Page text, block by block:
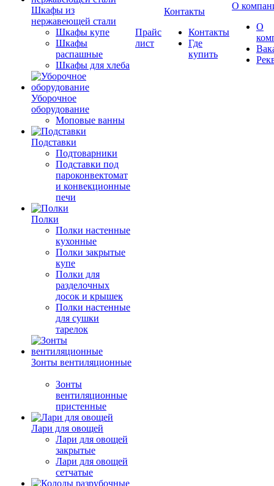
Шкафы из
нержавеющей стали
Шкафы купе
Шкафы
распашные
Шкафы для хлеба
Уборочное
оборудование
Моповые ванны
Подставки
Подтоварники
Подставки под
пароконвектомат
и конвекционные
печи
Полки
Полки настенные
кухонные
Полки закрытые
купе
Полки для
разделочных
досок и крышек
Полки настенные
для сушки
тарелок
Зонты вентиляционные
Зонты
вентиляционные
пристенные
Лари для овощей
Лари для овощей
закрытые
Лари для овощей
сетчатые
Прайс
лист
Контакты
Контакты
Где
купить
О
О